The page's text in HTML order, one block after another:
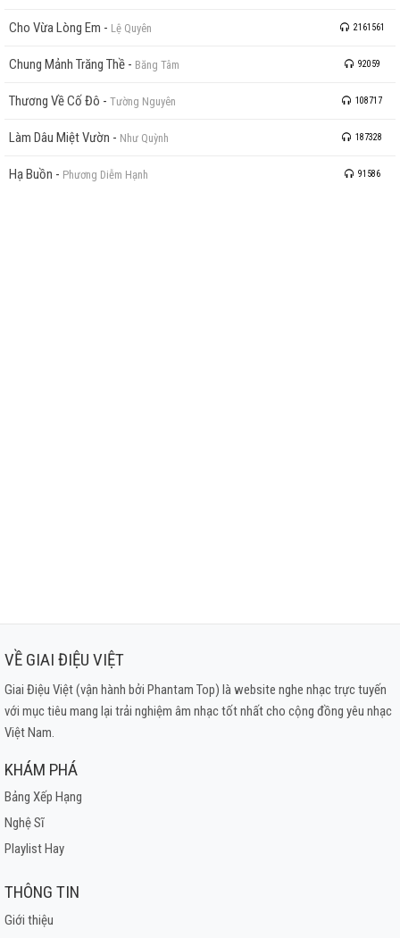
Cho Vừa Lòng Em - Lệ Quyên 2161561
Chung Mảnh Trăng Thề - Băng Tâm 92059
Thương Về Cố Đô - Tường Nguyên 108717
Làm Dâu Miệt Vườn - Như Quỳnh 187328
Hạ Buồn - Phương Diễm Hạnh 91586
VỀ GIAI ĐIỆU VIỆT
Giai Điệu Việt (vận hành bởi Phantam Top) là website nghe nhạc trực tuyến
với mục tiêu mang lại trải nghiệm âm nhạc tốt nhất cho cộng đồng yêu nhạc
Việt Nam.
KHÁM PHÁ
Bảng Xếp Hạng
Nghệ Sĩ
Playlist Hay
THÔNG TIN
Giới thiệu